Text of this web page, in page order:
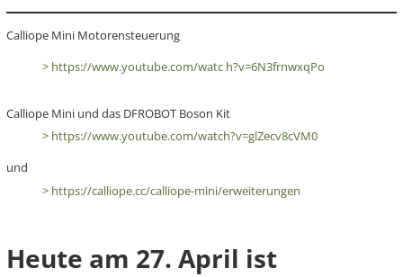
Calliope Mini Motorensteuerung
> https://www.youtube.com/watc h?v=6N3frnwxqPo
Calliope Mini und das DFROBOT Boson Kit
> https://www.youtube.com/watch?v=glZecv8cVM0
und
> https://calliope.cc/calliope-mini/erweiterungen
Heute am 27. April ist